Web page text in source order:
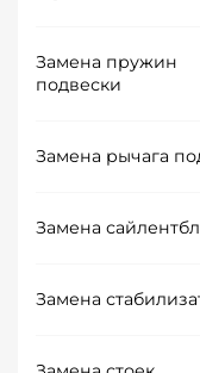
Замена пружин
подвески
Замена рычага
Замена
Замена